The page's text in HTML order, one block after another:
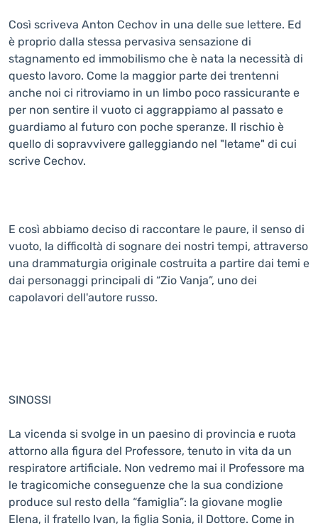
Così scriveva Anton Cechov in una delle sue lettere. Ed
è proprio dalla stessa pervasiva sensazione di
stagnamento ed immobilismo che è nata la necessità di
questo lavoro. Come la maggior parte dei trentenni
anche noi ci ritroviamo in un limbo poco rassicurante e
per non sentire il vuoto ci aggrappiamo al passato e
guardiamo al futuro con poche speranze. Il rischio è
quello di sopravvivere galleggiando nel "letame" di cui
scrive Cechov.
E così abbiamo deciso di raccontare le paure, il senso di
vuoto, la difficoltà di sognare dei nostri tempi, attraverso
una drammaturgia originale costruita a partire dai temi e
dai personaggi principali di “Zio Vanja”, uno dei
capolavori dell'autore russo.
SINOSSI
La vicenda si svolge in un paesino di provincia e ruota
attorno alla figura del Professore, tenuto in vita da un
respiratore artificiale. Non vedremo mai il Professore ma
le tragicomiche conseguenze che la sua condizione
produce sul resto della “famiglia”: la giovane moglie
Elena, il fratello Ivan, la figlia Sonia, il Dottore. Come in